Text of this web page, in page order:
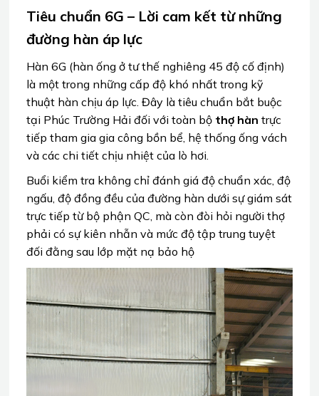
Tiêu chuẩn 6G – Lời cam kết từ những
đường hàn áp lực
Hàn 6G (hàn ống ở tư thế nghiêng 45 độ cố định)
là một trong những cấp độ khó nhất trong kỹ
thuật hàn chịu áp lực. Đây là tiêu chuẩn bắt buộc
tại Phúc Trường Hải đối với toàn bộ thợ hàn trực
tiếp tham gia gia công bồn bể, hệ thống ống vách
và các chi tiết chịu nhiệt của lò hơi.
Buổi kiểm tra không chỉ đánh giá độ chuẩn xác, độ
ngấu, độ đồng đều của đường hàn dưới sự giám sát
trực tiếp từ bộ phận QC, mà còn đòi hỏi người thợ
phải có sự kiên nhẫn và mức độ tập trung tuyệt
đối đằng sau lớp mặt nạ bảo hộ